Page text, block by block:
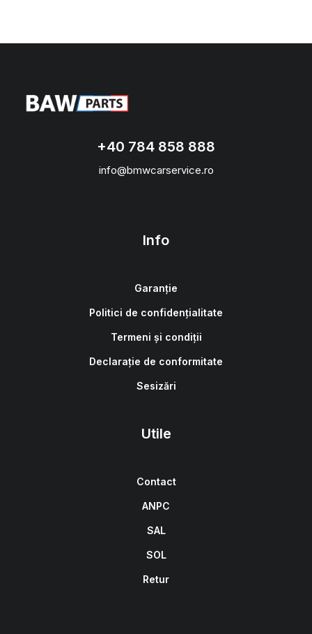
+40 784 858 888
info@bmwcarservice.ro
Info
Garanție
Politici de confidențialitate
Termeni și condiții
Declarație de conformitate
Sesizări
Utile
Contact
ANPC
SAL
SOL
Retur